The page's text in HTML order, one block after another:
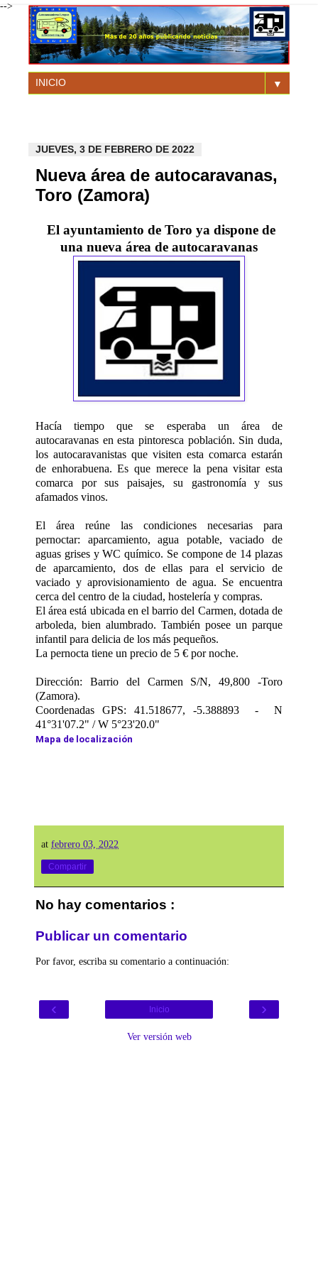
-->
▼
JUEVES, 3 DE FEBRERO DE 2022
Nueva área de autocaravanas,
Toro (Zamora)
El ayuntamiento de Toro ya dispone de
una nueva área de autocaravanas
Hacía tiempo que se esperaba un área de
autocaravanas en esta pintoresca población. Sin duda,
los autocaravanistas que visiten esta comarca estarán
de enhorabuena. Es que merece la pena visitar esta
comarca por sus paisajes, su gastronomía y sus
afamados vinos.
El área reúne las condiciones necesarias para
pernoctar: aparcamiento, agua potable, vaciado de
aguas grises y WC químico. Se compone de 14 plazas
de aparcamiento, dos de ellas para el servicio de
vaciado y aprovisionamiento de agua. Se encuentra
cerca del centro de la ciudad, hostelería y compras.
El área está ubicada en el barrio del Carmen, dotada de
arboleda, bien alumbrado. También posee un parque
infantil para delicia de los más pequeños.
La pernocta tiene un precio de 5 € por noche.
Dirección: Barrio del Carmen S/N, 49,800 -Toro
(Zamora).
Coordenadas GPS: 41.518677, -5.388893 - N
41°31'07.2" / W 5°23'20.0"
Mapa de localización
at febrero 03, 2022
Compartir
No hay comentarios :
Publicar un comentario
Por favor, escriba su comentario a continuación:
‹ ›
Inicio
Ver versión web